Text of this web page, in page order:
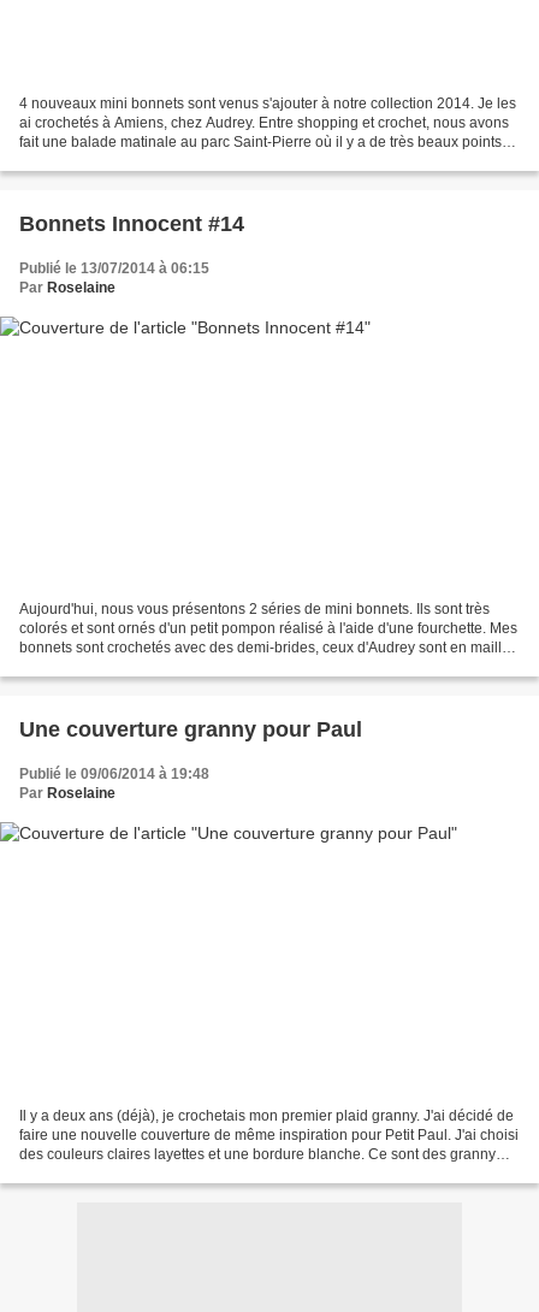
4 nouveaux mini bonnets sont venus s'ajouter à notre collection 2014. Je les
ai crochetés à Amiens, chez Audrey. Entre shopping et crochet, nous avons
fait une balade matinale au parc Saint-Pierre où il y a de très beaux points
Bonnets Innocent #14
Publié le 13/07/2014 à 06:15
Par Roselaine
Aujourd'hui, nous vous présentons 2 séries de mini bonnets. Ils sont très
colorés et sont ornés d'un petit pompon réalisé à l'aide d'une fourchette. Mes
bonnets sont crochetés avec des demi-brides, ceux d'Audrey sont en mailles
Une couverture granny pour Paul
Publié le 09/06/2014 à 19:48
Par Roselaine
Il y a deux ans (déjà), je crochetais mon premier plaid granny. J'ai décidé de
faire une nouvelle couverture de même inspiration pour Petit Paul. J'ai choisi
des couleurs claires layettes et une bordure blanche. Ce sont des granny